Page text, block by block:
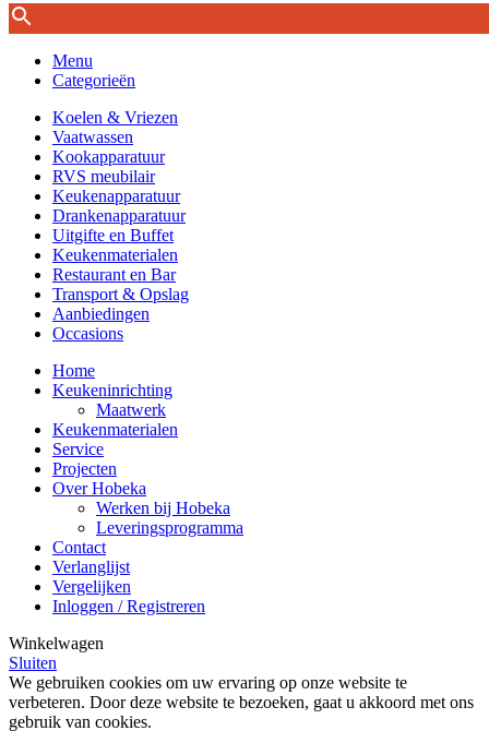
Menu
Categorieën
Koelen & Vriezen
Vaatwassen
Kookapparatuur
RVS meubilair
Keukenapparatuur
Drankenapparatuur
Uitgifte en Buffet
Keukenmaterialen
Restaurant en Bar
Transport & Opslag
Aanbiedingen
Occasions
Home
Keukeninrichting
Maatwerk
Keukenmaterialen
Service
Projecten
Over Hobeka
Werken bij Hobeka
Leveringsprogramma
Contact
Verlanglijst
Vergelijken
Inloggen / Registreren
Winkelwagen
Sluiten
We gebruiken cookies om uw ervaring op onze website te
verbeteren. Door deze website te bezoeken, gaat u akkoord met ons
gebruik van cookies.